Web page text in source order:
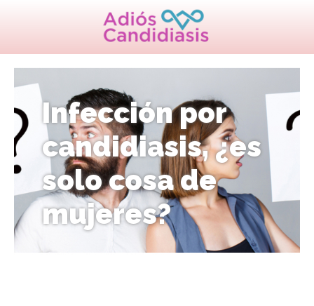
Infección por
candidiasis, ¿es
solo cosa de
mujeres?